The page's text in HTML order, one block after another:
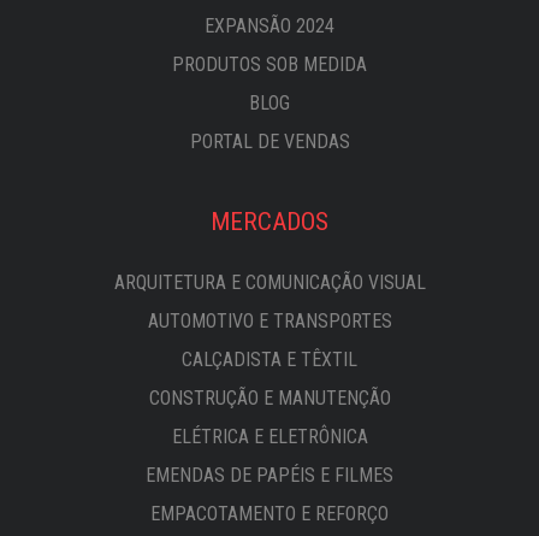
EXPANSÃO 2024
PRODUTOS SOB MEDIDA
BLOG
PORTAL DE VENDAS
MERCADOS
ARQUITETURA E COMUNICAÇÃO VISUAL
AUTOMOTIVO E TRANSPORTES
CALÇADISTA E TÊXTIL
CONSTRUÇÃO E MANUTENÇÃO
ELÉTRICA E ELETRÔNICA
EMENDAS DE PAPÉIS E FILMES
EMPACOTAMENTO E REFORÇO